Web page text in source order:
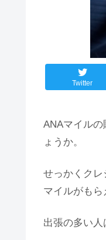
Twitter
ANAマイル
ょうか。
せっかくク
マイルがもら
出張の多い人